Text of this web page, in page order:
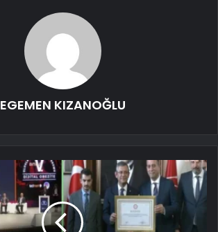
EGEMEN KIZANOĞLU